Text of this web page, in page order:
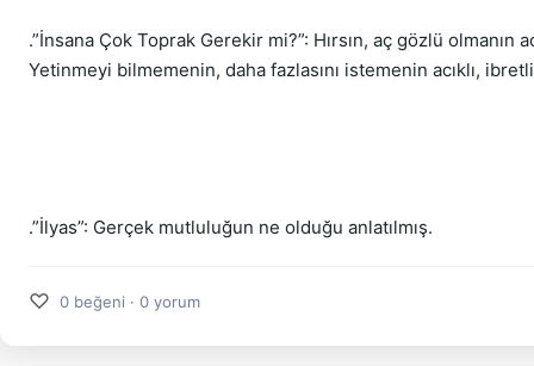
.”İnsana Çok Toprak Gerekir mi?”: Hırsın, aç gözlü olmanın
Yetinmeyi bilmemenin, daha fazlasını istemenin acıklı,
.”İlyas”: Gerçek mutluluğun ne olduğu anlatılmış.
♡ 0 beğeni · 0 yorum